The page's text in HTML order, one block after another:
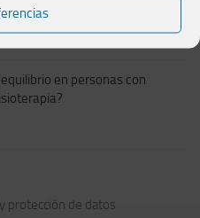
ictus
en personas con
protección de datos